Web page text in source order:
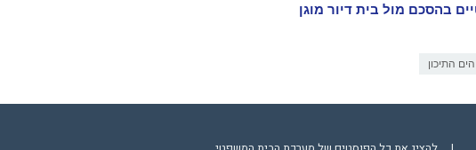
בהסכם מול בית דיור מוגן
התיכון